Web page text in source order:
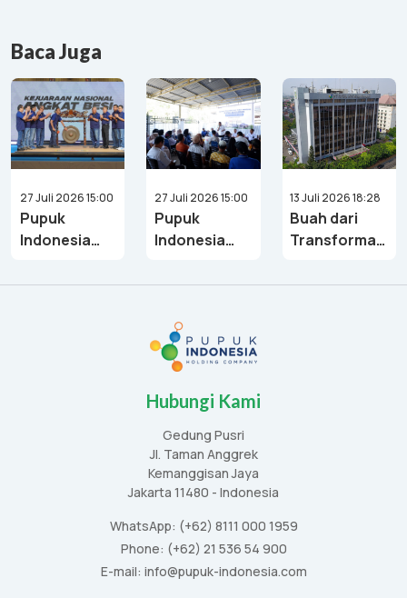
Baca Juga
27 Juli 2026 15:00
Pupuk
Indonesia
Regenerasi
27 Juli 2026 15:00
Pupuk
Indonesia
Produktivitas
Sulawesi
Selatan
13 Juli 2026 18:28
Buah dari
Transformasi
Danantara,
Hubungi Kami
Gedung Pusri
Jl. Taman Anggrek
Kemanggisan Jaya
Jakarta 11480 - Indonesia
WhatsApp: (+62) 8111 000 1959
Phone: (+62) 21 536 54 900
E-mail: info@pupuk-indonesia.com